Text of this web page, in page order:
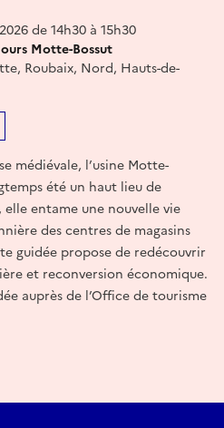
de 14h30 à 15h30
Motte-Bossut
Roubaix, Nord, Hauts-de-
médiévale, l’usine Motte-
été un haut lieu de
entame une nouvelle vie
des centres de magasins
guidée propose de redécouvrir
et reconversion économique.
auprès de l’Office de tourisme